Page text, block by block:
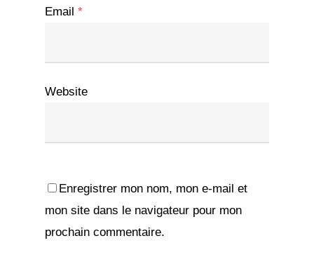
Email *
Website
Enregistrer mon nom, mon e-mail et
mon site dans le navigateur pour mon
prochain commentaire.